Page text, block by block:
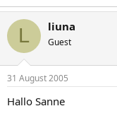
L liuna
Guest
31 August 2005
Hallo Sanne